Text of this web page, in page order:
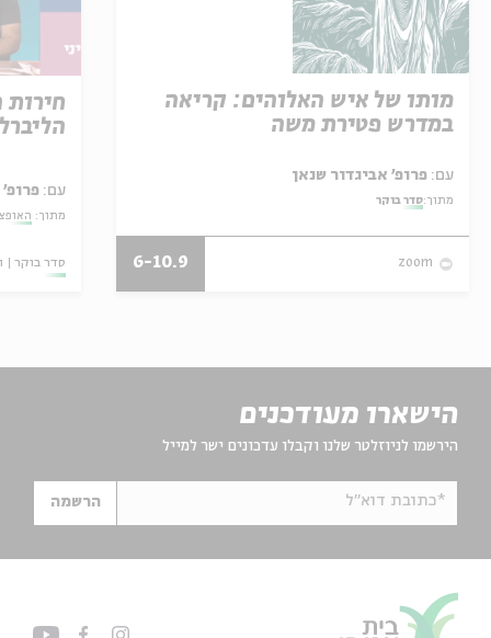
מותו של איש האלוהים: קריאה
במדרש פטירת משה
עם:
מתוך:סדר בוקר
zoom
6-10.9
עם: פרופ'
מתוך:
סדר בוקר
הישארו מעודכנים
הירשמו לניוזלטר שלנו וקבלו עדכונים ישר למייל
*כתובת דוא"ל הרשמה